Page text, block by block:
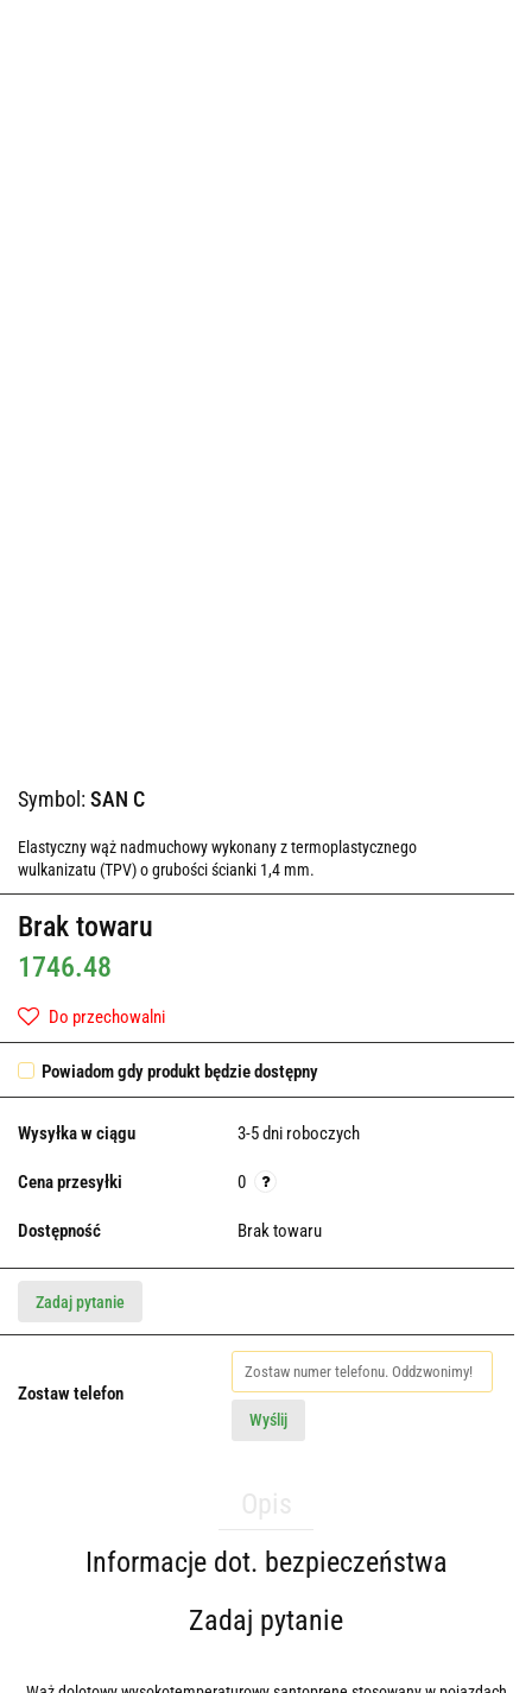
Symbol:SAN C
Elastyczny wąż nadmuchowy wykonany z termoplastycznego
wulkanizatu (TPV) o grubości ścianki 1,4 mm.
Brak towaru
1746.48
Do przechowalni
Powiadom gdy produkt będzie dostępny
Wysyłka w ciągu 3-5 dni roboczych
Cena przesyłki 0
Dostępność Brak towaru
Zadaj pytanie
Zostaw telefon
Wyślij
Informacje dot. bezpieczeństwa
Zadaj pytanie